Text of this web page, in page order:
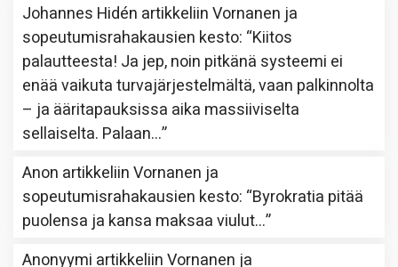
Johannes Hidén artikkeliinVornanen ja
sopeutumisrahakausien kesto: “Kiitos
palautteesta! Ja jep, noin pitkänä systeemi ei
enää vaikuta turvajärjestelmältä, vaan palkinnolta
– ja ääritapauksissa aika massiiviselta
sellaiselta. Palaan…”
Anon artikkeliinVornanen ja
sopeutumisrahakausien kesto: “Byrokratia pitää
puolensa ja kansa maksaa viulut…”
Anonyymi artikkeliinVornanen ja